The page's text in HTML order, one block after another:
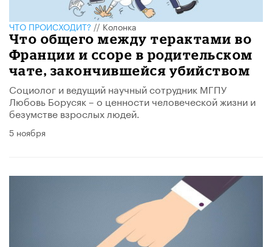
ЧТО ПРОИСХОДИТ?//Колонка
Что общего между терактами во
Франции и ссоре в родительском
чате, закончившейся убийством
Социолог и ведущий научный сотрудник МГПУ
Любовь Борусяк – о ценности человеческой жизни и
безумстве взрослых людей.
5 ноября